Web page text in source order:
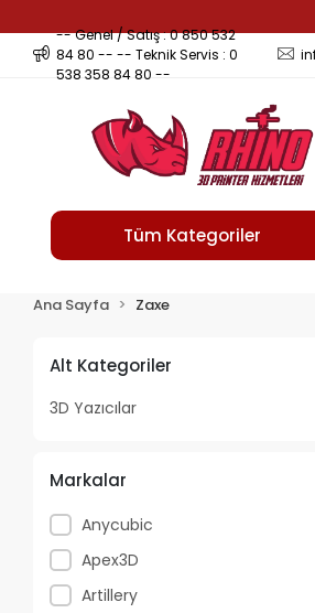
-- Genel / Satış : 0 850 532
84 80 -- -- Teknik Servis : 0
538 358 84 80 --
Tüm Kategoriler
Ana Sayfa Zaxe
Alt Kategoriler
3D Yazıcılar
Markalar
Anycubic
Apex3D
Artillery